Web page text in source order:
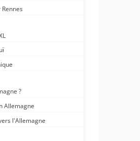
?
Allemagne
l'Allemagne